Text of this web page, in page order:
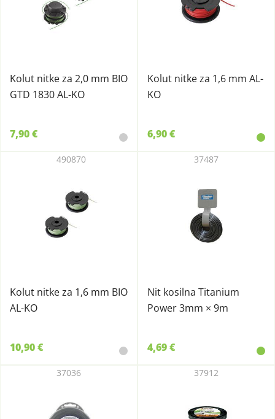
Kolut nitke za 2,0 mm BIO
GTD 1830 AL-KO
7,90 €
Kolut nitke za 1,6 mm AL-
KO
6,90 €
Kolut nitke za 1,6 mm BIO
AL-KO
490870
10,90 €
Nit kosilna Titanium
Power 3mm × 9m
37487
4,69 €
37036 37912